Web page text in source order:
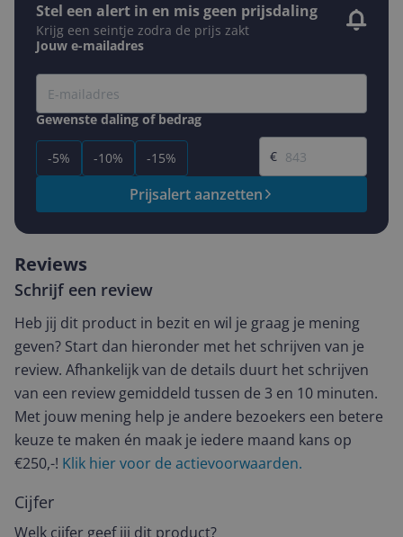
Stel een alert in en mis geen prijsdaling
Krijg een seintje zodra de prijs zakt
Jouw e-mailadres
Gewenste daling of bedrag
-5% -10% -15%
Gewenste prijs
€
Prijsalert aanzetten
Reviews
Schrijf een review
Heb jij dit product in bezit en wil je graag je mening
geven? Start dan hieronder met het schrijven van je
review. Afhankelijk van de details duurt het schrijven
van een review gemiddeld tussen de 3 en 10 minuten.
Met jouw mening help je andere bezoekers een betere
keuze te maken én maak je iedere maand kans op
€250,-! Klik hier voor de actievoorwaarden.
Cijfer
Welk cijfer geef jij dit product?